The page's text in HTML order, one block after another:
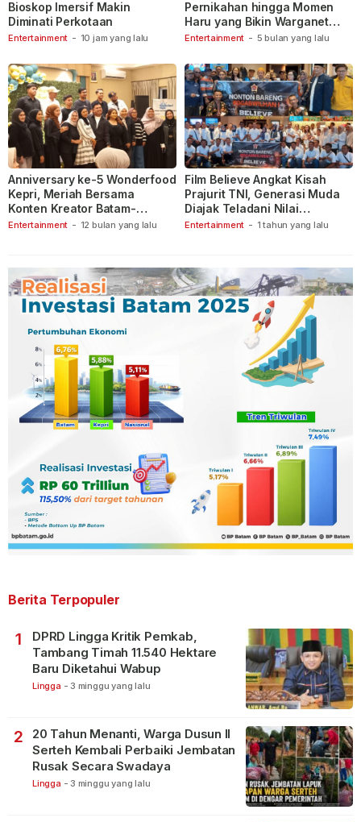
Entertainment - 10 jam yang lalu
Bioskop Imersif Makin
Diminati Perkotaan
Entertainment - 5 bulan yang lalu
Pernikahan hingga Momen
Haru yang Bikin Warganet
Berspekulasi
Entertainment - 12 bulan yang lalu
Anniversary ke-5 Wonderfood
Kepri, Meriah Bersama
Konten Kreator Batam-
Tanjungpinang
Entertainment - 1 tahun yang lalu
Film Believe Angkat Kisah
Prajurit TNI, Generasi Muda
Diajak Teladani Nilai
Keberanian
Berita Terpopuler
1
DPRD Lingga Kritik Pemkab,
Tambang Timah 11.540 Hektare
Baru Diketahui Wabup
Lingga - 3 minggu yang lalu
2
20 Tahun Menanti, Warga Dusun II
Serteh Kembali Perbaiki Jembatan
Rusak Secara Swadaya
Lingga - 3 minggu yang lalu